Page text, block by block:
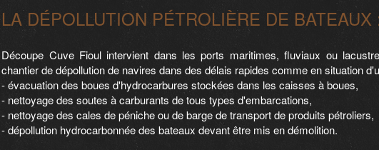
LA DÉPOLLUTION PÉTROLIÈRE DE BATEAUX
Découpe Cuve Fioul intervient dans les ports maritimes, fluviaux ou
chantier de dépollution de navires dans des délais rapides comme en situation
- évacuation des boues d'hydrocarbures stockées dans les caisses à boues,
- nettoyage des soutes à carburants de tous types d'embarcations,
- nettoyage des cales de péniche ou de barge de transport de produits pétroliers,
- dépollution hydrocarbonnée des bateaux devant être mis en démolition.